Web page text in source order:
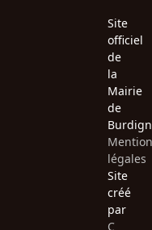
Site
officiel
de
la
Mairie
de
légales
Site
créé
par
C